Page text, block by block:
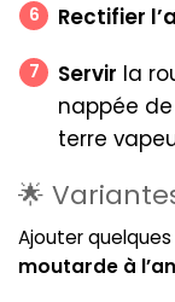
Rectifier
Servir la
nappée
terre
🌟
Ajouter quelques
moutarde à